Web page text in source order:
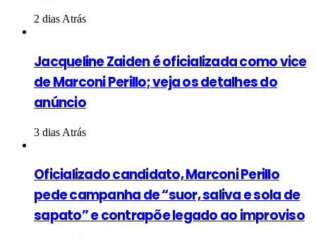
2 dias Atrás
Jacqueline Zaiden é oficializada como vice
de Marconi Perillo; veja os detalhes do
anúncio
3 dias Atrás
Oficializado candidato, Marconi Perillo
pede campanha de “suor, saliva e sola de
sapato” e contrapõe legado ao improviso